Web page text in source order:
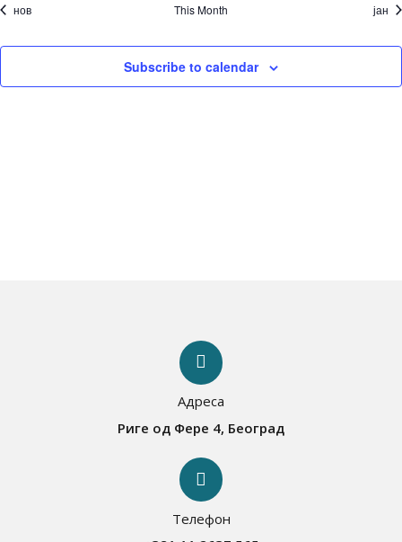
нов This Month јан
Subscribe to calendar
Адреса
Риге од Фере 4, Београд
Телефон